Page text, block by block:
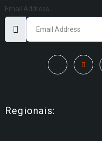
Email Address
Regionais: